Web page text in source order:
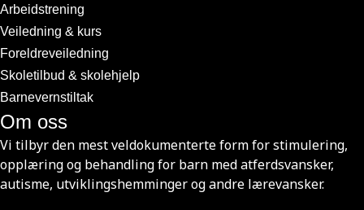
Arbeidstrening
Veiledning & kurs
Foreldreveiledning
Skoletilbud & skolehjelp
Barnevernstiltak
Om oss
Vi tilbyr den mest veldokumenterte form for stimulering,
opplæring og behandling for barn med atferdsvansker,
autisme, utviklingshemminger og andre lærevansker.